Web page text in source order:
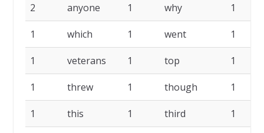
2 anyone 1 why 1
1 which 1 went 1
1 veterans 1 top 1
1 threw 1 though 1
1 this 1 third 1